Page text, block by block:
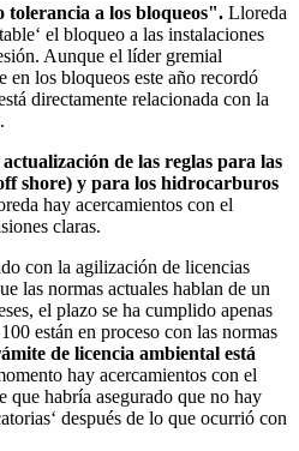
tolerancia a los bloqueos". Lloreda
el bloqueo a las instalaciones
Aunque el líder gremial
en los bloqueos este año recordó
directamente relacionada con la
actualización de las reglas para las
shore) y para los hidrocarburos
hay acercamientos con el
claras.
con la agilización de licencias
las normas actuales hablan de un
el plazo se ha cumplido apenas
están en proceso con las normas
de licencia ambiental está
hay acercamientos con el
habría asegurado que no hay
después de lo que ocurrió con